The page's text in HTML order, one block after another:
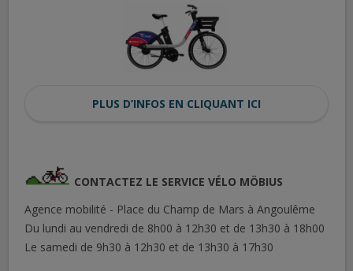
PLUS D’INFOS EN CLIQUANT ICI
CONTACTEZ LE SERVICE VÉLO MÖBIUS
Agence mobilité - Place du Champ de Mars à Angoulême
Du lundi au vendredi de 8h00 à 12h30 et de 13h30 à 18h00
Le samedi de 9h30 à 12h30 et de 13h30 à 17h30